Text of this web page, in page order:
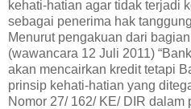
kehati-hatian agar tidak terjadi
sebagai penerima hak
Menurut pengakuan dari
(wawancara 12 Juli 2011)
akan mencairkan kredit tetapi
prinsip kehati-hatian yang
Nomor 27/ 162/ KE/ DIR dalam